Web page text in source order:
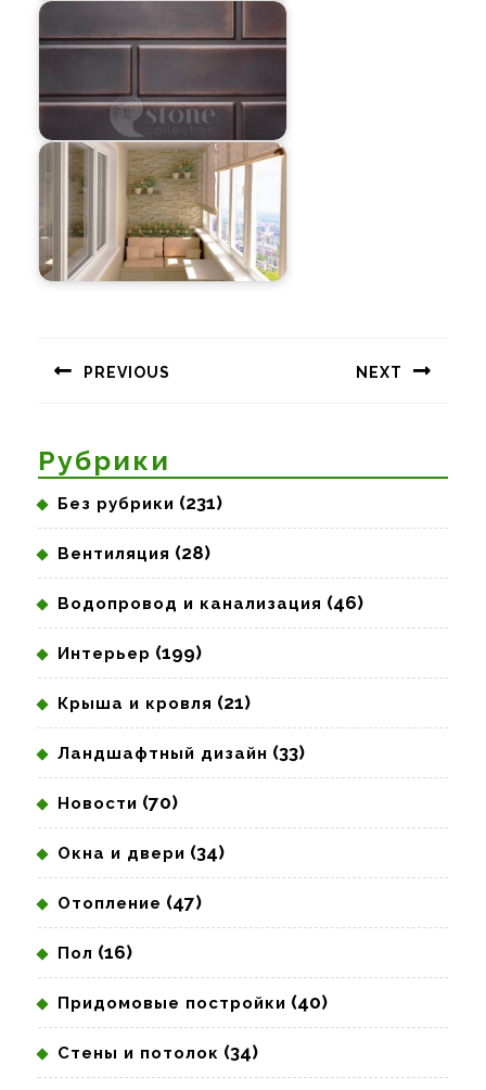
записям
PREVIOUS NEXT
Рубрики
Без рубрики (231)
Вентиляция (28)
Водопровод и канализация (46)
Интерьер (199)
Крыша и кровля (21)
Ландшафтный дизайн (33)
Новости (70)
Окна и двери (34)
Отопление (47)
Пол (16)
Придомовые постройки (40)
Стены и потолок (34)